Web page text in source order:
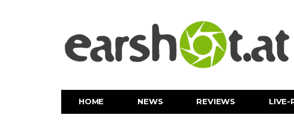
HOME NEWS REVIEWS LIVE-